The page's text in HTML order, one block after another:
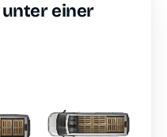
einer